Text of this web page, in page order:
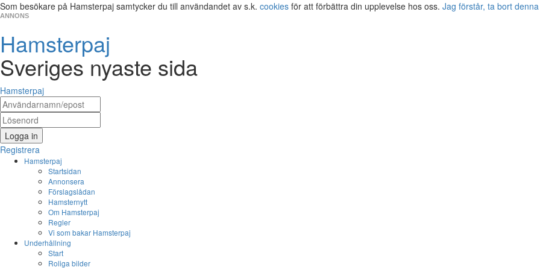
Som besökare på Hamsterpaj samtycker du till användandet av s.k. cookies för att förbättra din upplevelse hos oss. Jag förstår, ta bort
ANNONS
Hamsterpaj
Sveriges nyaste sida
Hamsterpaj
Logga in
Registrera
Hamsterpaj
Startsidan
Annonsera
Förslagslådan
Hamsternytt
Om Hamsterpaj
Regler
Vi som bakar Hamsterpaj
Underhållning
Start
Roliga bilder